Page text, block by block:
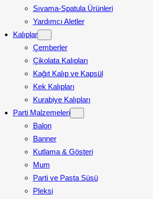
Sıvama-Spatula Ürünleri
Yardımcı Aletler
Kalıplar
Çemberler
Çikolata Kalıpları
Kağıt Kalıp ve Kapsül
Kek Kalıpları
Kurabiye Kalıpları
Parti Malzemeleri
Balon
Banner
Kutlama & Gösteri
Mum
Parti ve Pasta Süsü
Pleksi